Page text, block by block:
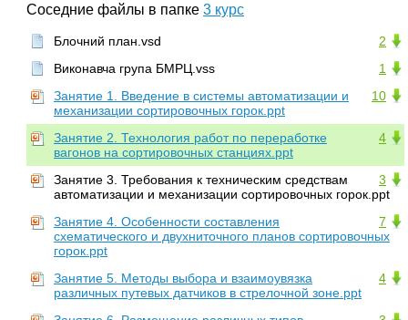
Соседние файлы в папке 3 курс
2
Блочний план.vsd
1
Виконавча група БМРЦ.vss
10
Занятие 1. Введение в системы автоматизации и
механизации сортировочных горок.ppt
4
Занятие 2. Технология работ по переработке
вагонов на сортировочных станциях.ppt
3
Занятие 3. Требования к техническим средствам
автоматизации и механизации сортировочных горок.ppt
7
Занятие 4. Особенности составления
схематического и двухниточного планов сортировочных
горок.ppt
4
Занятие 5. Методы выбора и взаимоувязка
различных путевых датчиков в стрелочной зоне.ppt